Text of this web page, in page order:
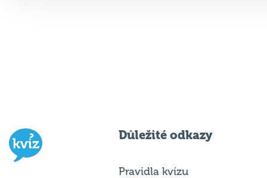
Důležité odkazy
Pravidla kvízu